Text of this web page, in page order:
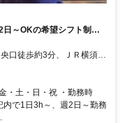
日～OKの希望シフト制◎
躍中／髪色自由
口徒歩約3分、ＪＲ横須賀
線 東京八重洲中央口徒歩
ら徒歩2分
・土・日・祝 ・勤務時
で1日3h～、週2日～勤務